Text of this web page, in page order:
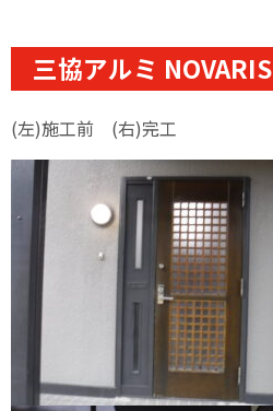
三協アルミ NOVARIS
(左)施工前 (右)完工